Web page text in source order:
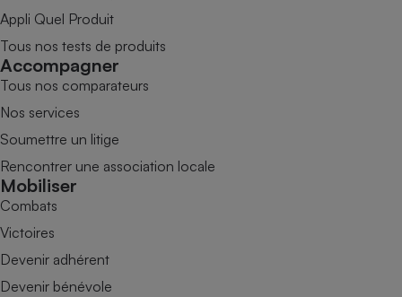
Appli Quel Produit
Tous nos tests de produits
Accompagner
Tous nos comparateurs
Nos services
Soumettre un litige
Rencontrer une association locale
Mobiliser
Combats
Victoires
Devenir adhérent
Devenir bénévole